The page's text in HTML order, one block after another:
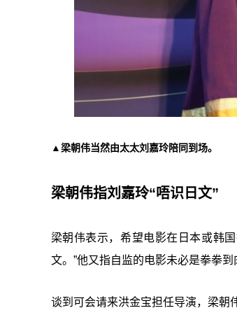
▲梁朝伟当然由太太刘嘉玲陪同到场。
梁朝伟指刘嘉玲“唔识日文”
梁朝伟表示，希望电影在日本或韩
文。”他又指自监的电影未必是拳拳
谈到可会请来洪金宝担任导演，梁朝